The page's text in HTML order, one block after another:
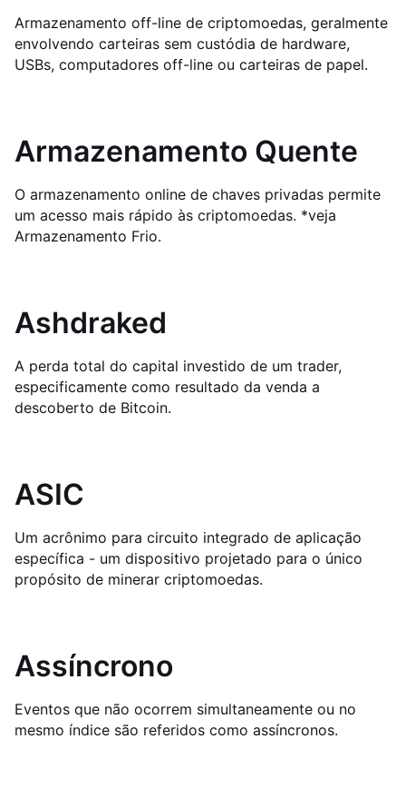
Armazenamento off-line de criptomoedas, geralmente
envolvendo carteiras sem custódia de hardware,
USBs, computadores off-line ou carteiras de papel.
Armazenamento Quente
O armazenamento online de chaves privadas permite
um acesso mais rápido às criptomoedas. *veja
Armazenamento Frio.
Ashdraked
A perda total do capital investido de um trader,
especificamente como resultado da venda a
descoberto de Bitcoin.
ASIC
Um acrônimo para circuito integrado de aplicação
específica - um dispositivo projetado para o único
propósito de minerar criptomoedas.
Assíncrono
Eventos que não ocorrem simultaneamente ou no
mesmo índice são referidos como assíncronos.